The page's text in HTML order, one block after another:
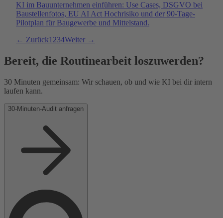
KI im Bauunternehmen einführen: Use Cases, DSGVO bei
Baustellenfotos, EU AI Act Hochrisiko und der 90-Tage-
Pilotplan für Baugewerbe und Mittelstand.
← Zurück1234Weiter →
Bereit, die Routinearbeit loszuwerden?
30 Minuten gemeinsam: Wir schauen, ob und wie KI bei dir intern
laufen kann.
30-Minuten-Audit anfragen